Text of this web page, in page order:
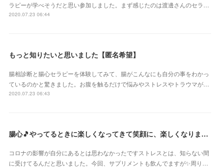
ラピーが学べそうだと思い参加しました。まず感じたのは渡邊さんのセラ…
2020.07.23 06:44
もっと知りたいと思いました【匿名希望】
腸相診断と腸心セラピーを体験してみて、腸がこんなにも自分の事をわかっ
ているのかと驚きました。お腹を触るだけで悩みやストレスやトラウマが…
2020.07.23 06:43
腸心🎵やってるときに楽しくなってきて笑顔に、楽しくなりました【神奈川県 まるまるマリモさん】
コロナの影響が自分にあるとは思わなかったですストレスとは、知らない間
に受けてるんだと思いました。今回、サプリメントも飲んでますが✨周り…